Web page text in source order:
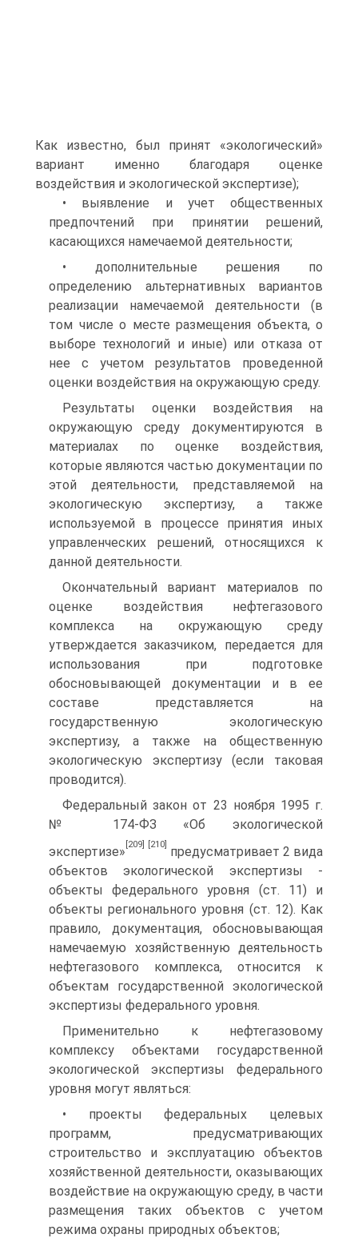
Как известно, был принят «экологический»
вариант именно благодаря оценке
воздействия и экологической экспертизе);
• выявление и учет общественных
предпочтений при принятии решений,
касающихся намечаемой деятельности;
• дополнительные решения по
определению альтернативных вариантов
реализации намечаемой деятельности (в
том числе о месте размещения объекта, о
выборе технологий и иные) или отказа от
нее с учетом результатов проведенной
оценки воздействия на окружающую среду.
Результаты оценки воздействия на
окружающую среду документируются в
материалах по оценке воздействия,
которые являются частью документации по
этой деятельности, представляемой на
экологическую экспертизу, а также
используемой в процессе принятия иных
управленческих решений, относящихся к
данной деятельности.
Окончательный вариант материалов по
оценке воздействия нефтегазового
комплекса на окружающую среду
утверждается заказчиком, передается для
использования при подготовке
обосновывающей документации и в ее
составе представляется на
государственную экологическую
экспертизу, а также на общественную
экологическую экспертизу (если таковая
проводится).
Федеральный закон от 23 ноября 1995 г.
№ 174-ФЗ «Об экологической
экспертизе»
[209] [210]
предусматривает 2 вида
объектов экологической экспертизы -
объекты федерального уровня (ст. 11) и
объекты регионального уровня (ст. 12). Как
правило, документация, обосновывающая
намечаемую хозяйственную деятельность
нефтегазового комплекса, относится к
объектам государственной экологической
экспертизы федерального уровня.
Применительно к нефтегазовому
комплексу объектами государственной
экологической экспертизы федерального
уровня могут являться:
• проекты федеральных целевых
программ, предусматривающих
строительство и эксплуатацию объектов
хозяйственной деятельности, оказывающих
воздействие на окружающую среду, в части
размещения таких объектов с учетом
режима охраны природных объектов;